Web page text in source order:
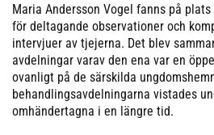
Maria Andersson Vogel fanns på
för deltagande observationer och
intervjuer av tjejerna. Det blev
avdelningar varav den ena var en
ovanligt på de särskilda
behandlingsavdelningarna vistades
omhändertagna i en längre tid.